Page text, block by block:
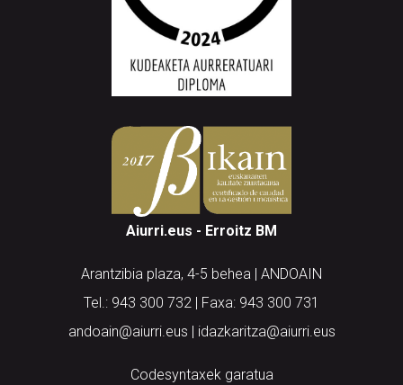
Aiurri.eus - Erroitz BM
Arantzibia plaza, 4-5 behea | ANDOAIN
Tel.: 943 300 732 | Faxa: 943 300 731
andoain@aiurri.eus | idazkaritza@aiurri.eus
Codesyntaxek garatua